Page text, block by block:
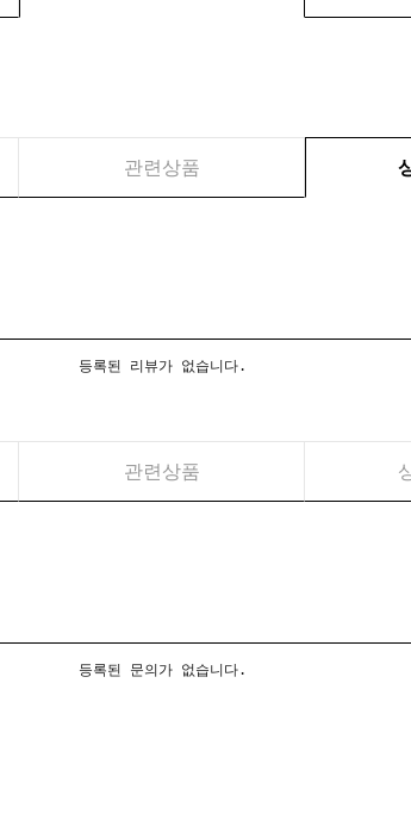
관련상품
등록된 리뷰가 없습니다.
관련상품
등록된 문의가 없습니다.